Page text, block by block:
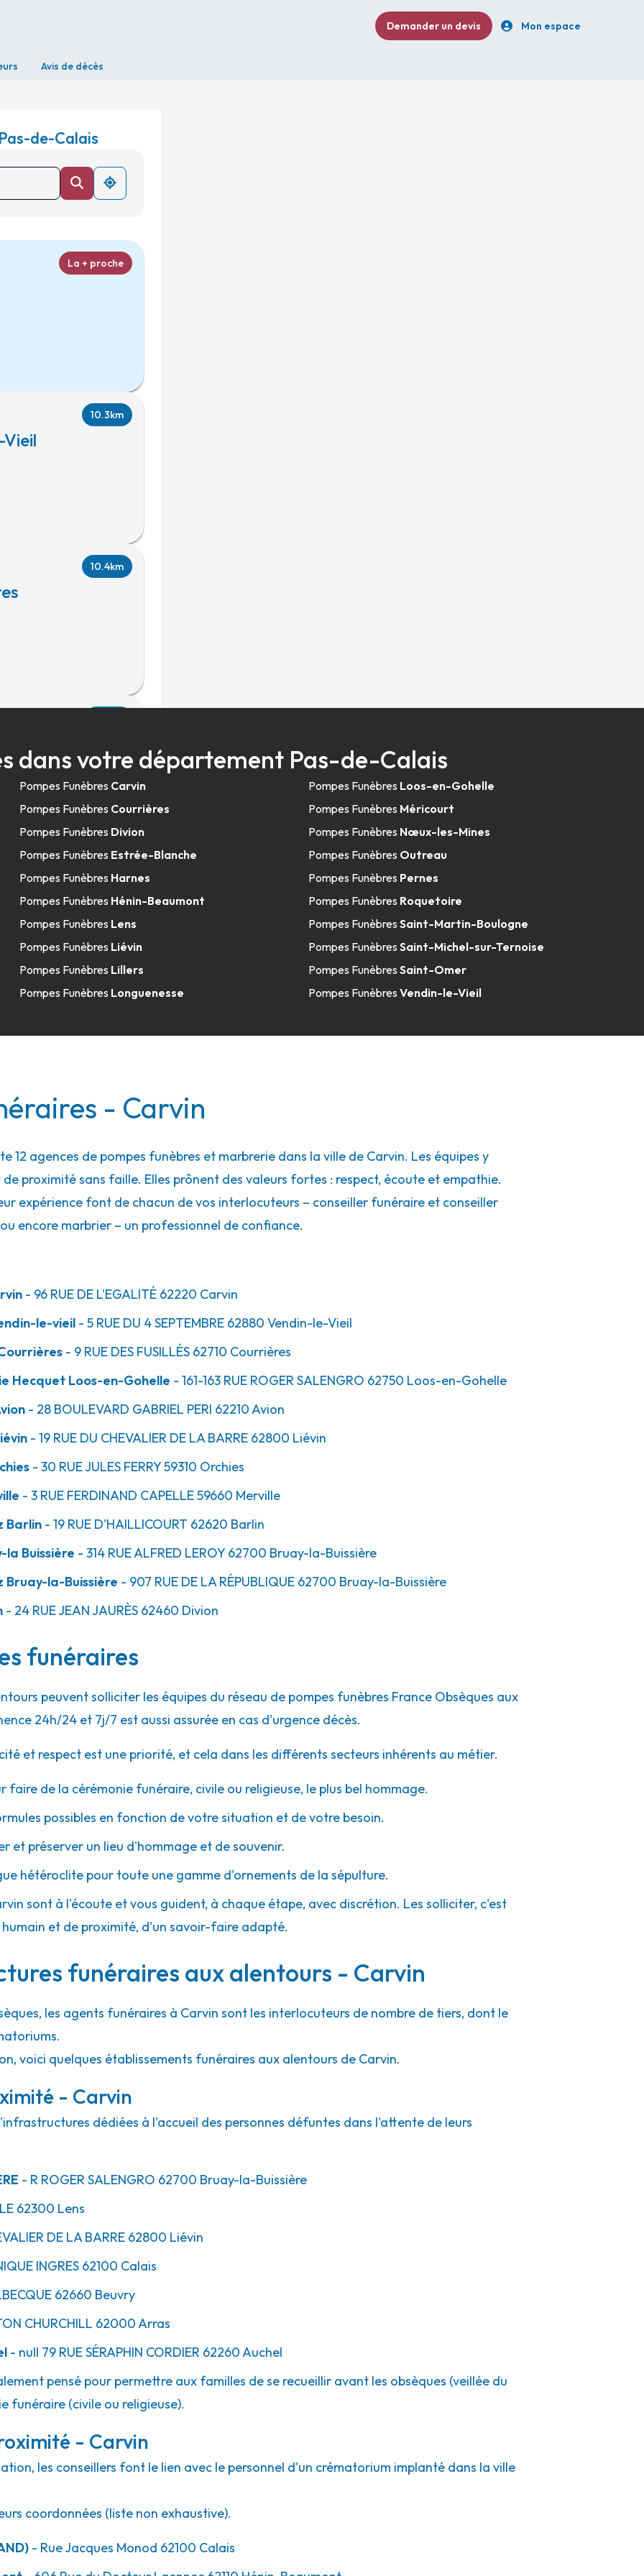
Demander un devis Mon espace
Avis de décès
de-Calais
La + proche
Vieil
10.3km
10.4km
22.3km
24.4km
25.7km
29.8km
Buissière
dans votre département Pas-de-Calais
Pompes Funèbres Carvin
Pompes Funèbres Courrières
Pompes Funèbres Divion
Pompes Funèbres Estrée-Blanche
Pompes Funèbres Harnes
Pompes Funèbres Hénin-Beaumont
Pompes Funèbres Lens
Pompes Funèbres Liévin
Pompes Funèbres Lillers
Pompes Funèbres Longuenesse
Pompes Funèbres Loos-en-Gohelle
Pompes Funèbres Méricourt
Pompes Funèbres Nœux-les-Mines
Pompes Funèbres Outreau
Pompes Funèbres Pernes
Pompes Funèbres Roquetoire
Pompes FunèbresSaint-Martin-Boulogne
Pompes FunèbresSaint-Michel-sur-Ternoise
Pompes FunèbresSaint-Omer
Pompes FunèbresVendin-le-Vieil
- Carvin
12 agences de pompes funèbres et marbrerie dans la ville de Carvin. Les équipes y
proximité sans faille. Elles prônent des valeurs fortes : respect, écoute et empathie.
expérience font de chacun de vos interlocuteurs – conseiller funéraire et conseiller
encore marbrier – un professionnel de confiance.
- 96 RUE DE L'EGALITÉ 62220 Carvin
le-vieil - 5 RUE DU 4 SEPTEMBRE 62880 Vendin-le-Vieil
- 9 RUE DES FUSILLÉS 62710 Courrières
Hecquet Loos-en-Gohelle - 161-163 RUE ROGER SALENGRO 62750 Loos-en-Gohelle
- 28 BOULEVARD GABRIEL PERI 62210Avion
- 19 RUE DU CHEVALIER DE LA BARRE 62800 Liévin
- 30 RUE JULES FERRY59310 Orchies
- 3 RUE FERDINAND CAPELLE59660 Merville
Barlin - 19 RUE D'HAILLICOURT 62620 Barlin
la Buissière - 314 RUE ALFRED LEROY 62700 Bruay-la-Buissière
Bruay-la-Buissière - 907 RUE DE LA RÉPUBLIQUE 62700 Bruay-la-Buissière
- 24 RUE JEAN JAURÈS 62460 Divion
funéraires
peuvent solliciter les équipes du réseau de pompes funèbres France Obsèques aux
24h/24 et 7j/7 est aussi assurée en cas d'urgence décès.
et respect est une priorité, et cela dans les différents secteurs inhérents au métier.
faire de la cérémonie funéraire, civile ou religieuse, le plus bel hommage.
possibles en fonction de votre situation et de votre besoin.
et préserver un lieu d'hommage et de souvenir.
hétéroclite pour toute une gamme d'ornements de la sépulture.
sont à l'écoute et vous guident, à chaque étape, avec discrétion. Les solliciter, c'est
et de proximité, d'un savoir-faire adapté.
funéraires aux alentours - Carvin
les agents funéraires à Carvin sont les interlocuteurs de nombre de tiers, dont le
voici quelques établissements funéraires aux alentours de Carvin.
- Carvin
dédiées à l'accueil des personnes défuntes dans l'attente de leurs
- R ROGER SALENGRO 62700 Bruay-la-Buissière
62300 Lens
DE LA BARRE 62800 Liévin
INGRES 62100 Calais
62660 Beuvry
CHURCHILL 62000Arras
- null 79 RUE SÉRAPHIN CORDIER 62260Auchel
pensé pour permettre aux familles de se recueillir avant les obsèques (veillée du
funéraire (civile ou religieuse).
- Carvin
les conseillers font le lien avec le personnel d'un crématorium implanté dans la ville
coordonnées (liste non exhaustive).
- Rue Jacques Monod 62100 Calais